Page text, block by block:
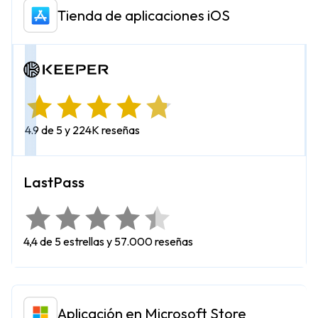
Tienda de aplicaciones iOS
4.9 de 5 y 224K reseñas
4,4 de 5 estrellas y 57.000 reseñas
Aplicación en Microsoft Store